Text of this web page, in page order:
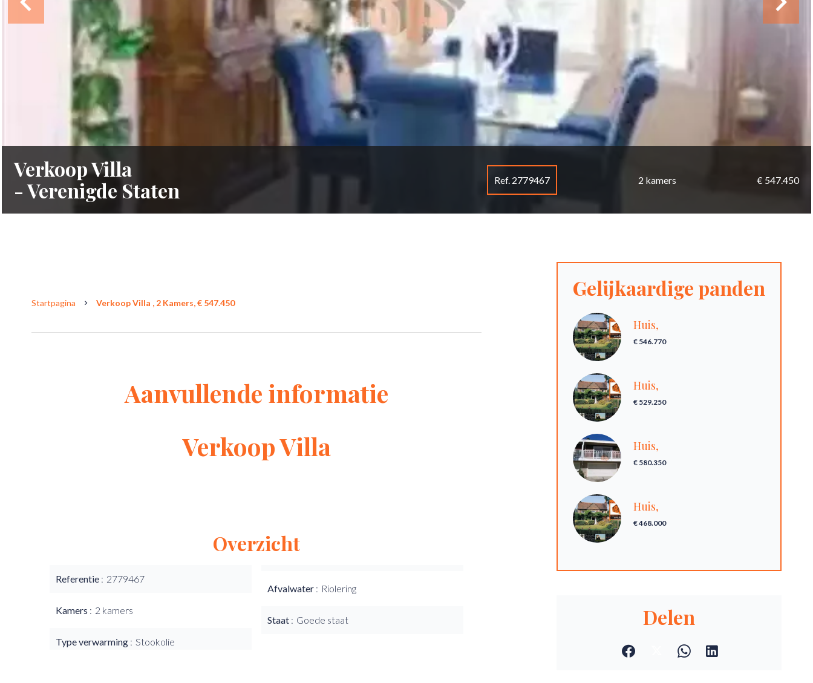
Verkoop Villa
- Verenigde Staten
Ref. 2779467 2 kamers € 547.450
Startpagina Verkoop Villa , 2 Kamers, € 547.450
Aanvullende informatie
Verkoop Villa
Overzicht
Referentie 2779467
Kamers 2 kamers
Type verwarming Stookolie
Afvalwater Riolering
Staat Goede staat
Gelijkaardige panden
Huis,
€ 546.770
Huis,
€ 529.250
Huis,
€ 580.350
Huis,
€ 468.000
Delen